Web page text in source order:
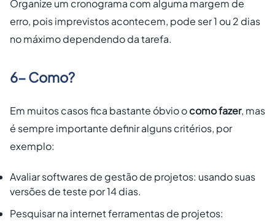
Organize um cronograma com alguma margem de
erro, pois imprevistos acontecem, pode ser 1 ou 2 dias
no máximo dependendo da tarefa.
6- Como?
Em muitos casos fica bastante óbvio ocomo fazer, mas
é sempre importante definir alguns critérios, por
exemplo:
Avaliar softwares de gestão de projetos: usando suas
versões de teste por 14 dias.
Pesquisar na internet ferramentas de projetos: